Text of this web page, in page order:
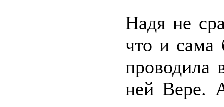
Надя не
что и сама
проводила
ней Вере.